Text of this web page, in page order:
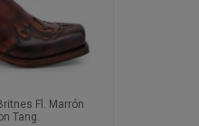
Fl. Marrón
Tang.